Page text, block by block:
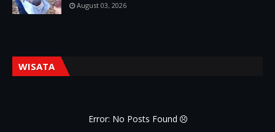
August 03, 2026
WISATA
Error: No Posts Found